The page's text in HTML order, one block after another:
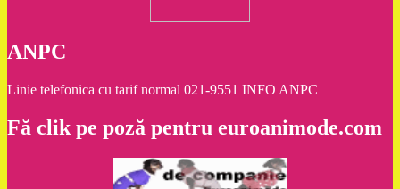
ANPC
Linie telefonica cu tarif normal 021-9551 INFO ANPC
Fă clik pe poză pentru euroanimode.com